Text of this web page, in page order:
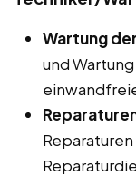
Wartung
und